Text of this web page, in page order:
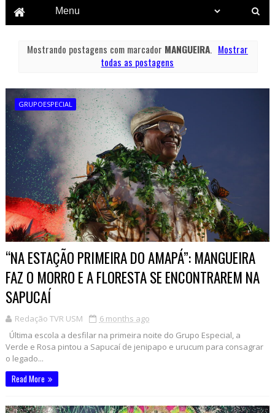
Mostrando postagens com marcador MANGUEIRA. Mostrar
todas as postagens
GRUPOESPECIAL
“NA ESTAÇÃO PRIMEIRA DO AMAPÁ”: MANGUEIRA
FAZ O MORRO E A FLORESTA SE ENCONTRAREM NA
SAPUCAÍ
Redação TVR USM
6 months ago
Última escola a desfilar na primeira noite do Grupo Especial, a
Verde e Rosa pintou a Sapucaí de jenipapo e urucum para consagrar
o legado...
Read More